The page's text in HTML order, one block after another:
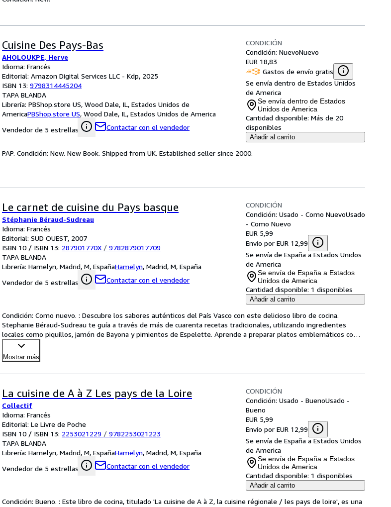
Cuisine Des Pays-Bas
AHOLOUKPE, Herve
Idioma: Francés
Editorial: Amazon Digital Services LLC - Kdp, 2025
ISBN 13: 9798314445204
TAPA BLANDA
Librería: PBShop.store US, Wood Dale, IL, Estados Unidos de
AmericaPBShop.store US, Wood Dale, IL, Estados Unidos de America
Vendedor de 5 estrellas
Contactar con el vendedor
CONDICIÓN
Condición: NuevoNuevo
EUR 18,83
Gastos de envío gratis
Se envía dentro de Estados Unidos
de America
Se envía dentro de Estados
Unidos de America
Cantidad disponible: Más de 20
disponibles
Añadir al carrito
PAP. Condición: New. New Book. Shipped from UK. Established seller since 2000.
Le carnet de cuisine du Pays basque
Stéphanie Béraud-Sudreau
Idioma: Francés
Editorial: SUD OUEST, 2007
ISBN 10 / ISBN 13: 287901770X / 9782879017709
TAPA BLANDA
Librería: Hamelyn, Madrid, M, EspañaHamelyn, Madrid, M, España
Vendedor de 5 estrellas
Contactar con el vendedor
CONDICIÓN
Condición: Usado - Como NuevoUsado
- Como Nuevo
EUR 5,99
Envío por EUR 12,99
Se envía de España a Estados Unidos
de America
Se envía de España a Estados
Unidos de America
Cantidad disponible: 1 disponibles
Añadir al carrito
Condición: Como nuevo. : Descubre los sabores auténticos del País Vasco con este delicioso libro de cocina.
Stephanie Béraud-Sudreau te guía a través de más de cuarenta recetas tradicionales, utilizando ingredientes
locales como piquillos, jamón de Bayona y pimientos de Espelette. Aprende a preparar platos emblemáticos como
…
Mostrar más
La cuisine de A à Z Les pays de la Loire
Collectif
Idioma: Francés
Editorial: Le Livre de Poche
ISBN 10 / ISBN 13: 2253021229 / 9782253021223
TAPA BLANDA
Librería: Hamelyn, Madrid, M, EspañaHamelyn, Madrid, M, España
Vendedor de 5 estrellas
Contactar con el vendedor
CONDICIÓN
Condición: Usado - BuenoUsado -
Bueno
EUR 5,99
Envío por EUR 12,99
Se envía de España a Estados Unidos
de America
Se envía de España a Estados
Unidos de America
Cantidad disponible: 1 disponibles
Añadir al carrito
Condición: Bueno. : Este libro de cocina, titulado 'La cuisine de A à Z, la cuisine régionale / les pays de loire', es una